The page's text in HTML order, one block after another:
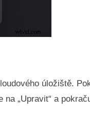
úložiště.
„Upravit“ a